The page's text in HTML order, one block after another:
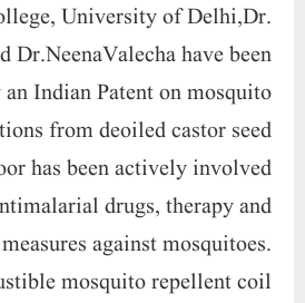
University of Delhi,Dr.
Dr.NeenaValecha have been
Indian Patent on mosquito
from deoiled castor seed
has been actively involved
drugs, therapy and
against mosquitoes.
mosquito repellent coil